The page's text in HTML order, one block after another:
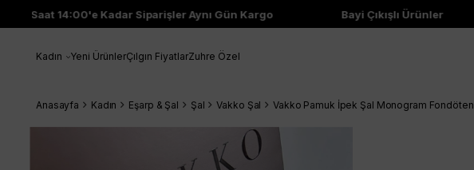
Saat 14:00'e Kadar Siparişler Aynı Gün Kargo Bayi Çıkışlı Ürünler
Kadın Yeni ÜrünlerÇılgın FiyatlarZuhre Özel
Anasayfa Kadın Eşarp & Şal Şal Vakko Şal Vakko Pamuk İpek Şal Monogram Fondöten